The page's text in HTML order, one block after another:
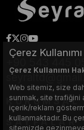
KURUMSAL
SAYFALAR
Çerez Kullanımı
Çerez Kullanımı
Web sitemiz, size
sunmak, site
içerik/reklam
kullanmaktadır. Bu
sitemizde